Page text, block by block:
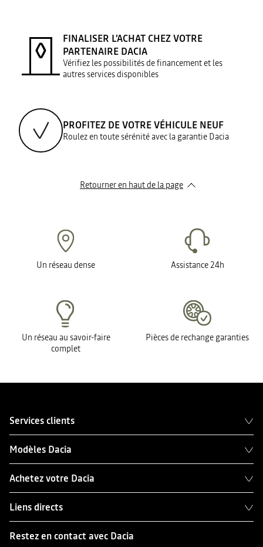
FINALISER L’ACHAT CHEZ VOTRE
PARTENAIRE DACIA
Vérifiez les possibilités de financement et les
autres services disponibles
PROFITEZ DE VOTRE VÉHICULE NEUF
Roulez en toute sérénité avec la garantie Dacia
Retourner en haut de la page
Un réseau dense Assistance 24h
Un réseau au savoir-faire
complet
Pièces de rechange garanties
Services clients
Modèles Dacia
Achetez votre Dacia
Liens directs
Restez en contact avec Dacia